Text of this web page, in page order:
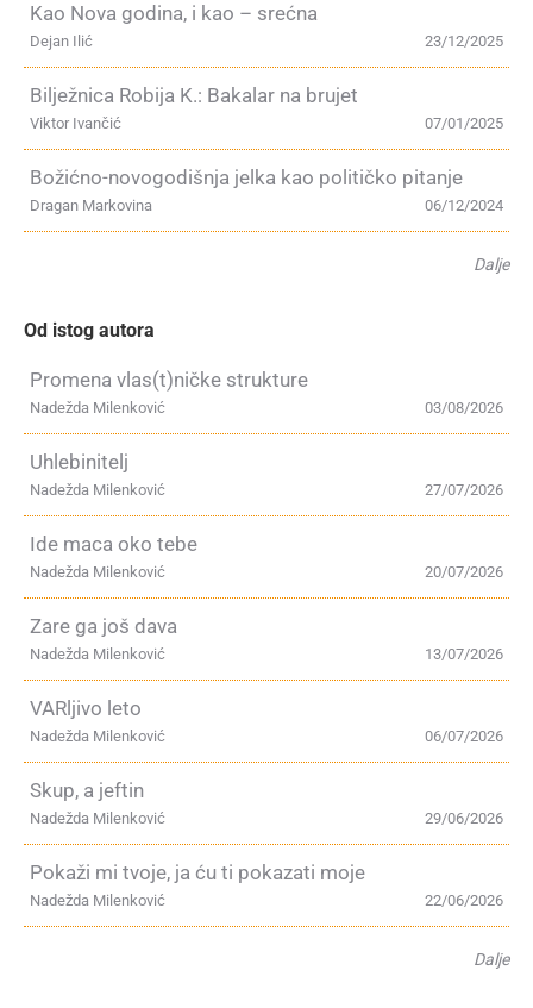
Kao Nova godina, i kao – srećna
23/12/2025
Dejan Ilić
Bilježnica Robija K.: Bakalar na brujet
07/01/2025
Viktor Ivančić
Božićno-novogodišnja jelka kao političko pitanje
06/12/2024
Dragan Markovina
Dalje
Od istog autora
Promena vlas(t)ničke strukture
03/08/2026
Nadežda Milenković
Uhlebinitelj
27/07/2026
Nadežda Milenković
Ide maca oko tebe
20/07/2026
Nadežda Milenković
Zare ga još dava
13/07/2026
Nadežda Milenković
VARljivo leto
06/07/2026
Nadežda Milenković
Skup, a jeftin
29/06/2026
Nadežda Milenković
Pokaži mi tvoje, ja ću ti pokazati moje
22/06/2026
Nadežda Milenković
Dalje